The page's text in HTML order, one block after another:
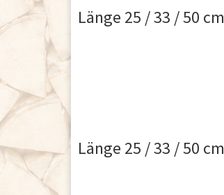
Länge 25 / 33 / 50 cm
Länge 25 / 33 / 50 cm